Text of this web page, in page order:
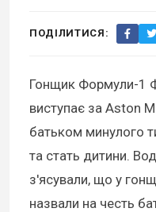
ПОДІЛИТИСЯ:
Гонщик Формули-1
виступає за Aston
батьком минулого
та стать дитини.
з'ясували, що у
назвали на честь